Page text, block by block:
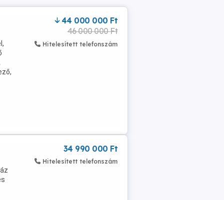
44 000 000 Ft
46 000 000 Ft
Hitelesített telefonszám
34 990 000 Ft
Hitelesített telefonszám